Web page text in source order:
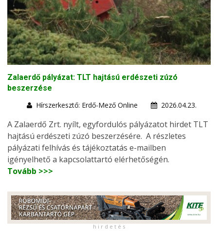
Zalaerdő pályázat: TLT hajtású erdészeti zúzó
beszerzése
Hírszerkesztő: Erdő-Mező Online
2026.04.23.
A Zalaerdő Zrt. nyílt, egyfordulós pályázatot hirdet TLT
hajtású erdészeti zúzó beszerzésére. A részletes
pályázati felhívás és tájékoztatás e-mailben
igényelhető a kapcsolattartó elérhetőségén.
Tovább >>>
h i r d e t é s